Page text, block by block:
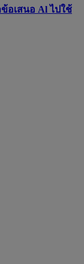
อเสนอ Al ไปใช้